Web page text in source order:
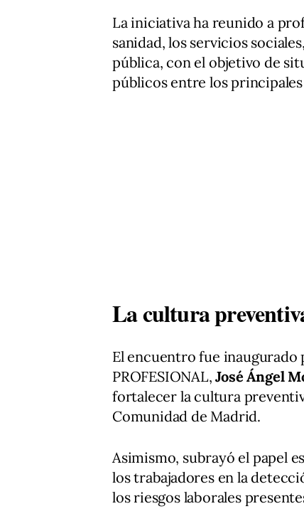
La iniciativa ha reunido a
sanidad, los servicios
pública, con el objetivo de
públicos entre los
La cultura
El encuentro fue inaugurado
PROFESIONAL,José Ángel
fortalecer la cultura
Comunidad de Madrid.
Asimismo, subrayó el papel
los trabajadores en la
los riesgos laborales